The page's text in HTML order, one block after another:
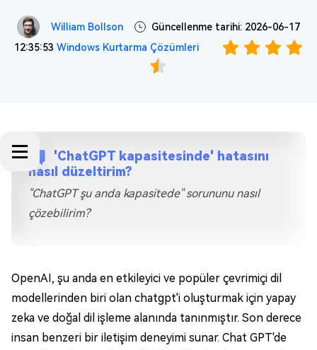
William Bollson
Güncellenme tarihi: 2026-06-17
12:35:53 Windows Kurtarma Çözümleri
'ChatGPT kapasitesinde' hatasını
nasıl düzeltirim?
"ChatGPT şu anda kapasitede" sorununu nasıl
çözebilirim?
OpenAI, şu anda en etkileyici ve popüler çevrimiçi dil
modellerinden biri olan chatgpt'i oluşturmak için yapay
zeka ve doğal dil işleme alanında tanınmıştır. Son derece
insan benzeri bir iletişim deneyimi sunar. Chat GPT'de